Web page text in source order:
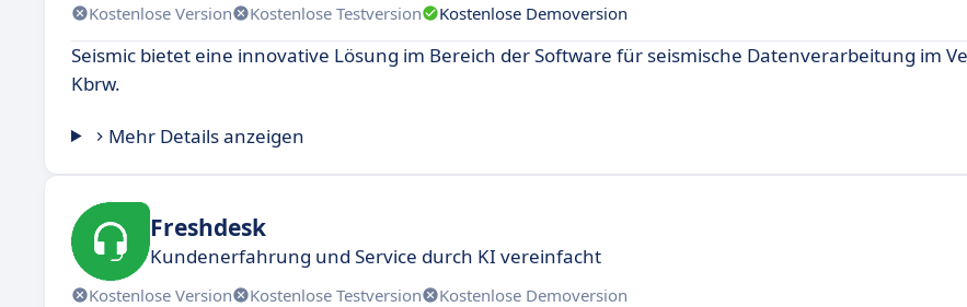
Kostenlose Version Kostenlose Testversion Kostenlose Demoversion
Seismic bietet eine innovative Lösung im Bereich der Software für seismische Datenverarbeitung im
Kbrw.
Mehr Details anzeigen
Freshdesk
Kundenerfahrung und Service durch KI vereinfacht
Kostenlose Version Kostenlose Testversion Kostenlose Demoversion